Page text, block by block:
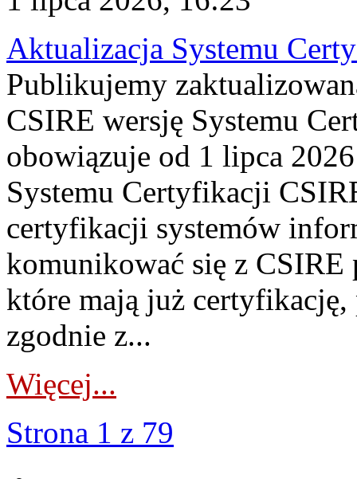
Aktualizacja Systemu
Publikujemy
CSIRE wersję Systemu
obowiązuje od 1 lipca
Systemu Certyfikacji
certyfikacji systemów
komunikować się z
które mają już
zgodnie z...
Więcej...
Strona 1 z 79